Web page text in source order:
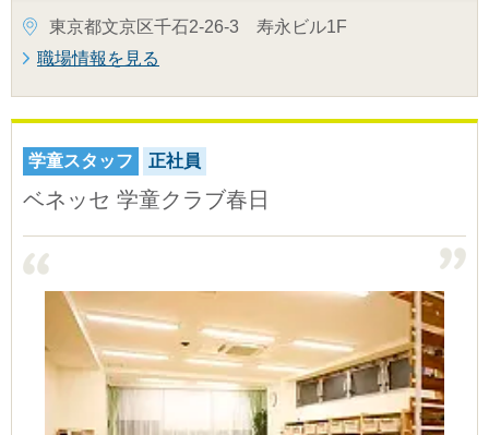
東京都文京区千石2-26-3 寿永ビル1F
職場情報を見る
学童スタッフ 正社員
ベネッセ 学童クラブ春日